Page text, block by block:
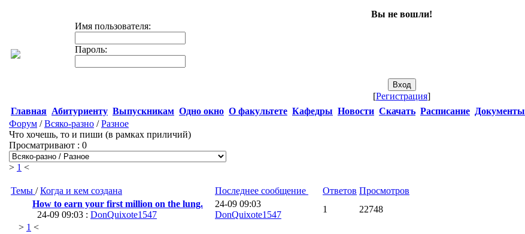
Вы не вошли!
Имя пользователя:
Пароль:
[Регистрация]
Главная Абитуриенту Выпускникам Одно окно О факультете Кафедры Новости Скачать Расписание Документы
Форум /Всяко-разно /Разное
Что хочешь, то и пиши (в рамках приличий)
Просматривают : 0
> 1 <
Темы /Когда и кем создана Последнее сообщение Ответов Просмотров
How to earn your first million on the lung.
24-09 09:03 : DonQuixote1547
24-09 09:03
DonQuixote1547
1
22748
> 1 <